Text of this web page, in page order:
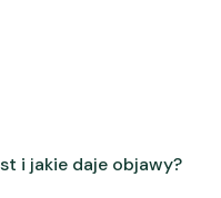
i jakie daje objawy?